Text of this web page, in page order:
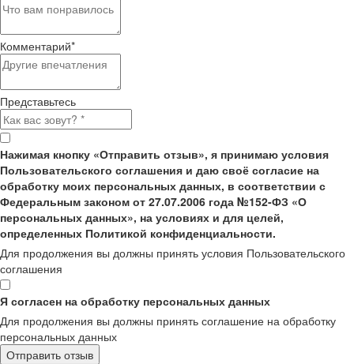
Комментарий*
Представьтесь
Нажимая кнопку «Отправить отзыв», я принимаю условия
Пользовательского соглашения и даю своё согласие на
обработку моих персональных данных, в соответствии с
Федеральным законом от 27.07.2006 года №152-ФЗ «О
персональных данных», на условиях и для целей,
определенных Политикой конфиденциальности.
Для продолжения вы должны принять условия Пользовательского
соглашения
Я согласен на обработку персональных данных
Для продолжения вы должны принять соглашение на обработку
персональных данных
Отправить отзыв